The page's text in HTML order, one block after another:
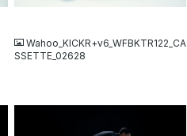
Wahoo_KICKR+v6_WFBKTR122_CA
SSETTE_02628